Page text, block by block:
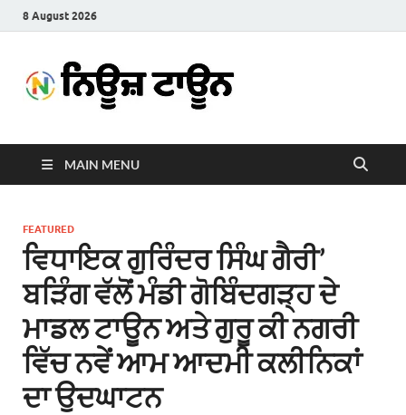
8 August 2026
Town
MAIN MENU
FEATURED
ਵਿਧਾਇਕ ਗੁਰਿੰਦਰ ਸਿੰਘ ਗੈਰੀ’
ਬੜਿੰਗ ਵੱਲੋਂ ਮੰਡੀ ਗੋਬਿੰਦਗੜ੍ਹ ਦੇ
ਮਾਡਲ ਟਾਊਨ ਅਤੇ ਗੁਰੂ ਕੀ ਨਗਰੀ
ਵਿੱਚ ਨਵੇਂ ਆਮ ਆਦਮੀ ਕਲੀਨਿਕਾਂ
ਦਾ ਉਦਘਾਟਨ